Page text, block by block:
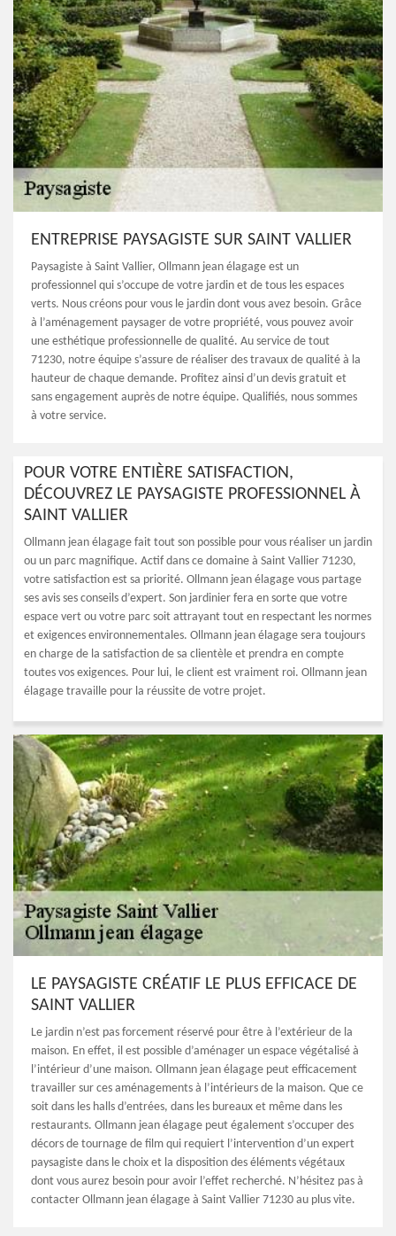
ENTREPRISE PAYSAGISTE SUR SAINT VALLIER
Paysagiste à Saint Vallier, Ollmann jean élagage est un
professionnel qui s’occupe de votre jardin et de tous les espaces
verts. Nous créons pour vous le jardin dont vous avez besoin. Grâce
à l’aménagement paysager de votre propriété, vous pouvez avoir
une esthétique professionnelle de qualité. Au service de tout
71230, notre équipe s’assure de réaliser des travaux de qualité à la
hauteur de chaque demande. Profitez ainsi d’un devis gratuit et
sans engagement auprès de notre équipe. Qualifiés, nous sommes
à votre service.
POUR VOTRE ENTIÈRE SATISFACTION,
DÉCOUVREZ LE PAYSAGISTE PROFESSIONNEL À
SAINT VALLIER
Ollmann jean élagage fait tout son possible pour vous réaliser un jardin
ou un parc magnifique. Actif dans ce domaine à Saint Vallier 71230,
votre satisfaction est sa priorité. Ollmann jean élagage vous partage
ses avis ses conseils d’expert. Son jardinier fera en sorte que votre
espace vert ou votre parc soit attrayant tout en respectant les normes
et exigences environnementales. Ollmann jean élagage sera toujours
en charge de la satisfaction de sa clientèle et prendra en compte
toutes vos exigences. Pour lui, le client est vraiment roi. Ollmann jean
élagage travaille pour la réussite de votre projet.
LE PAYSAGISTE CRÉATIF LE PLUS EFFICACE DE
SAINT VALLIER
Le jardin n’est pas forcement réservé pour être à l’extérieur de la
maison. En effet, il est possible d’aménager un espace végétalisé à
l’intérieur d’une maison. Ollmann jean élagage peut efficacement
travailler sur ces aménagements à l’intérieurs de la maison. Que ce
soit dans les halls d’entrées, dans les bureaux et même dans les
restaurants. Ollmann jean élagage peut également s’occuper des
décors de tournage de film qui requiert l’intervention d’un expert
paysagiste dans le choix et la disposition des éléments végétaux
dont vous aurez besoin pour avoir l’effet recherché. N’hésitez pas à
contacter Ollmann jean élagage à Saint Vallier 71230 au plus vite.